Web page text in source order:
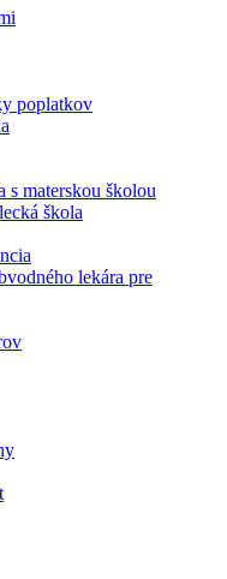
poplatkov
s materskou školou
škola
lekára pre